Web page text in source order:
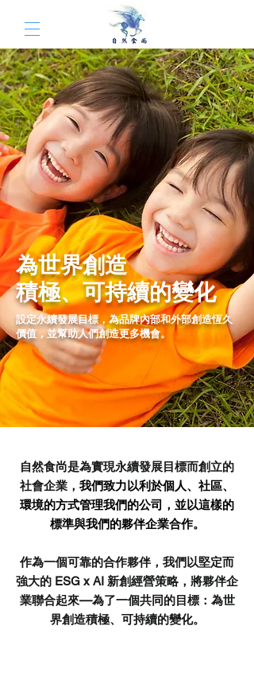
為世界創造
積極、可持續的變化
設定永續發展目標，為品牌內部和外部創造恆久
價值，並幫助人們創造更多機會。
自然食尚是為實現永續發展目標而創立的
社會企業， 我們致力以利於個人、社區、
環境的方式管理我們的公司，並以這樣的
標準與我們的夥伴企業合作。
作為一個可靠的合作夥伴，我們以堅定而
強大的 ESG x AI 新創經營策略，將夥伴企
業聯合起來—為了一個共同的目標：為世
界創造積極、可持續的變化。